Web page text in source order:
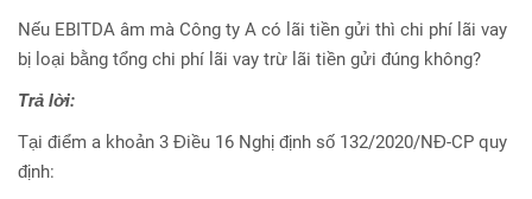
Nếu EBITDA âm mà Công ty A có lãi tiền gửi thì chi phí lãi vay
bị loại bằng tổng chi phí lãi vay trừ lãi tiền gửi đúng không?
Trả lời:
Tại điểm a khoản 3 Điều 16 Nghị định số 132/2020/NĐ-CP quy
định: